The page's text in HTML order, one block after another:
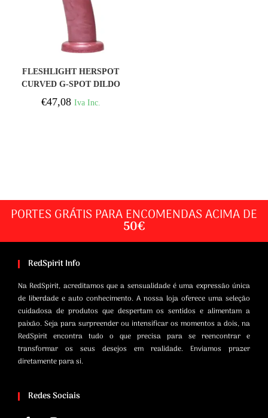
FLESHLIGHT HERSPOT
CURVED G-SPOT DILDO
– GOLDEN ROSE L
€47,08 Iva Inc.
PORTES GRÁTIS PARA ENCOMENDAS ACIMA DE
50€
RedSpirit Info
Na RedSpirit, acreditamos que a sensualidade é uma expressão única
de liberdade e auto conhecimento. A nossa loja oferece uma seleção
cuidadosa de produtos que despertam os sentidos e alimentam a
paixão. Seja para surpreender ou intensificar os momentos a dois, na
RedSpirit encontra tudo o que precisa para se reencontrar e
transformar os seus desejos em realidade. Enviamos prazer
diretamente para si.
Redes Sociais